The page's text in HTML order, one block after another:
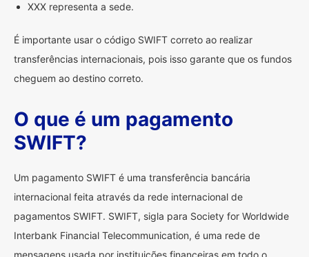
XXX representa a sede.
É importante usar o código SWIFT correto ao realizar
transferências internacionais, pois isso garante que os fundos
cheguem ao destino correto.
O que é um pagamento
SWIFT?
Um pagamento SWIFT é uma transferência bancária
internacional feita através da rede internacional de
pagamentos SWIFT. SWIFT, sigla para Society for Worldwide
Interbank Financial Telecommunication, é uma rede de
mensagens usada por instituições financeiras em todo o